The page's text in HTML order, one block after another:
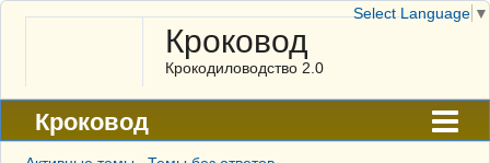
Кроковод
Крокодиловодство 2.0
Кроковод
Select Language ▼